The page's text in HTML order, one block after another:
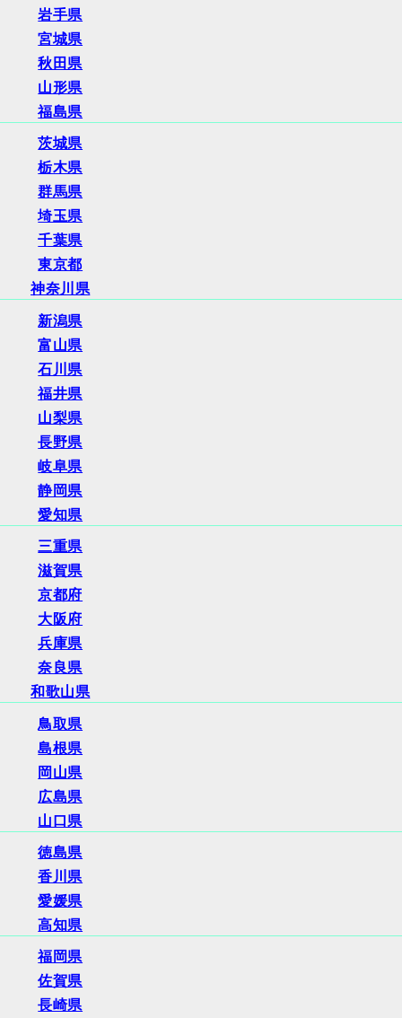
岩手県
宮城県
秋田県
山形県
福島県
茨城県
栃木県
群馬県
埼玉県
千葉県
東京都
神奈川県
新潟県
富山県
石川県
福井県
山梨県
長野県
岐阜県
静岡県
愛知県
三重県
滋賀県
京都府
大阪府
兵庫県
奈良県
和歌山県
鳥取県
島根県
岡山県
広島県
山口県
徳島県
香川県
愛媛県
高知県
福岡県
佐賀県
長崎県